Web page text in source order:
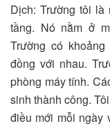
Dịch: Trường tôi
tầng. Nó nằm ở
Trường có
đồng với nhau.
phòng máy tính.
sinh thành công.
điều mới mỗi ngày